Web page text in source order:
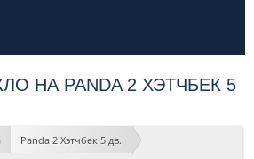
НА PANDA 2 ХЭТЧБЕК 5
Panda 2 Хэтчбек 5 дв.